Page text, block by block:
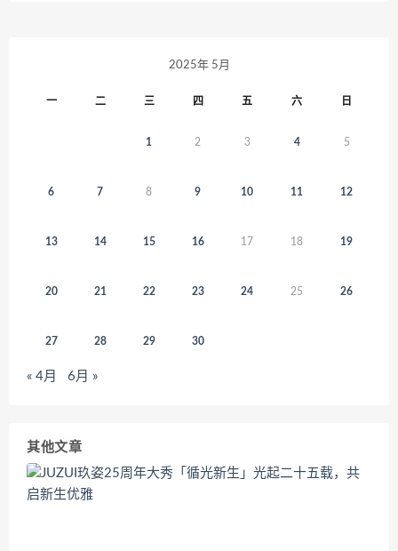
2025年 5月
一 二 三 四 五 六 日
1 2 3 4 5
6 7 8 9 10 11 12
13 14 15 16 17 18 19
20 21 22 23 24 25 26
27 28 29 30
« 4月 6月 »
其他文章